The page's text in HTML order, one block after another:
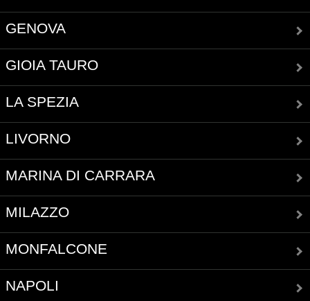
GENOVA
GIOIA TAURO
LA SPEZIA
LIVORNO
MARINA DI CARRARA
MILAZZO
MONFALCONE
NAPOLI